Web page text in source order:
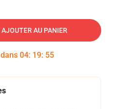
AJOUTER AU PANIER
04: 19: 54